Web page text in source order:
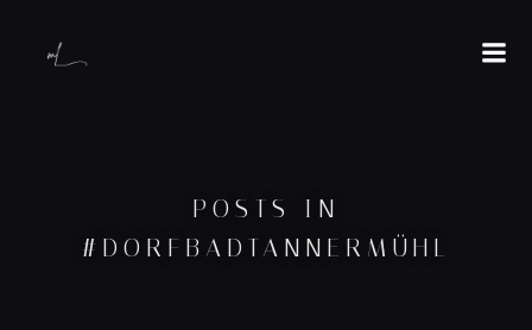
POSTS IN
#DORFBADTANNERMÜHL